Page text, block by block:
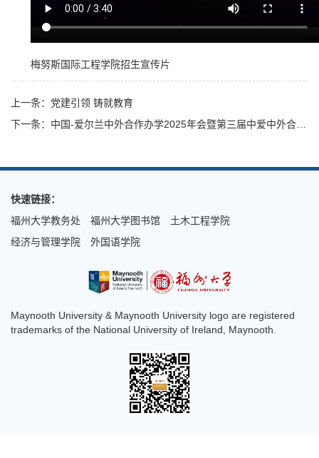
梅努斯国际工程学院招生宣传片
上一条：党建引领 铸就教育
快速链接：
福州大学教务处
福州大学图书馆
土木工程学院
经济与管理学院
外国语学院
Maynooth University & Maynooth University logo are registered
trademarks of the National University of Ireland, Maynooth.